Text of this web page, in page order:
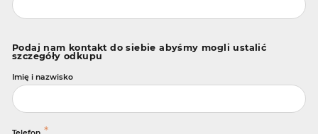
Podaj nam kontakt do siebie abyśmy mogli ustalić
szczegóły odkupu
Imię i nazwisko
*